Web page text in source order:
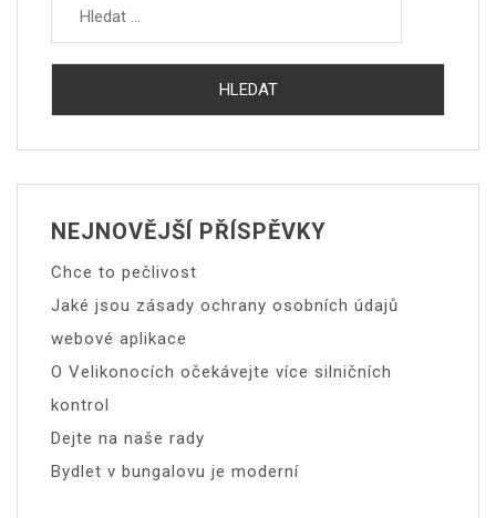
NEJNOVĚJŠÍ PŘÍSPĚVKY
Chce to pečlivost
Jaké jsou zásady ochrany osobních údajů
webové aplikace
O Velikonocích očekávejte více silničních
kontrol
Dejte na naše rady
Bydlet v bungalovu je moderní